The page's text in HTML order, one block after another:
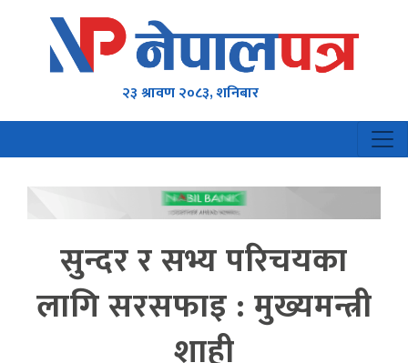
२३ श्रावण २०८३, शनिबार
सुन्दर र सभ्य परिचयका
लागि सरसफाइ : मुख्यमन्त्री
शाही